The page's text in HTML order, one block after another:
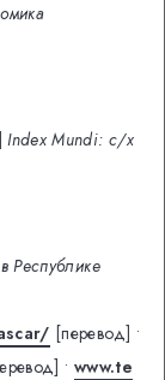
Index Mundi: с/х
Республике
[перевод] •
• www.te